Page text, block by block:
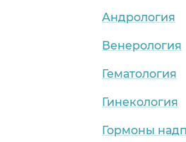
Андрология
Венерология
Гематология
Гинекология
Гормоны